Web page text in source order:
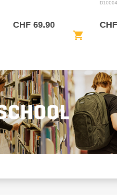
CHF 69.90
shopping_cart